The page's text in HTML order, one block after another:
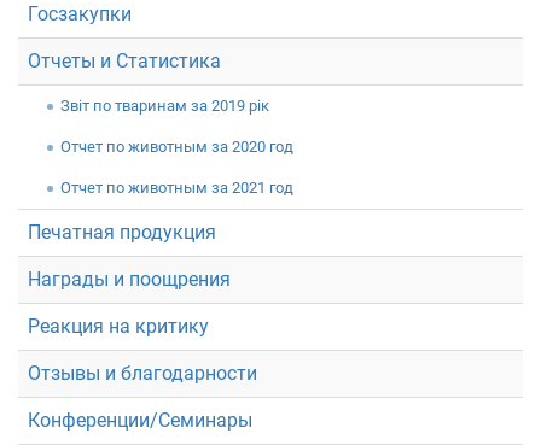
Госзакупки
Отчеты и Статистика
Звiт по тваринам за 2019 рік
Отчет по животным за 2020 год
Отчет по животным за 2021 год
Печатная продукция
Награды и поощрения
Реакция на критику
Отзывы и благодарности
Конференции/Семинары